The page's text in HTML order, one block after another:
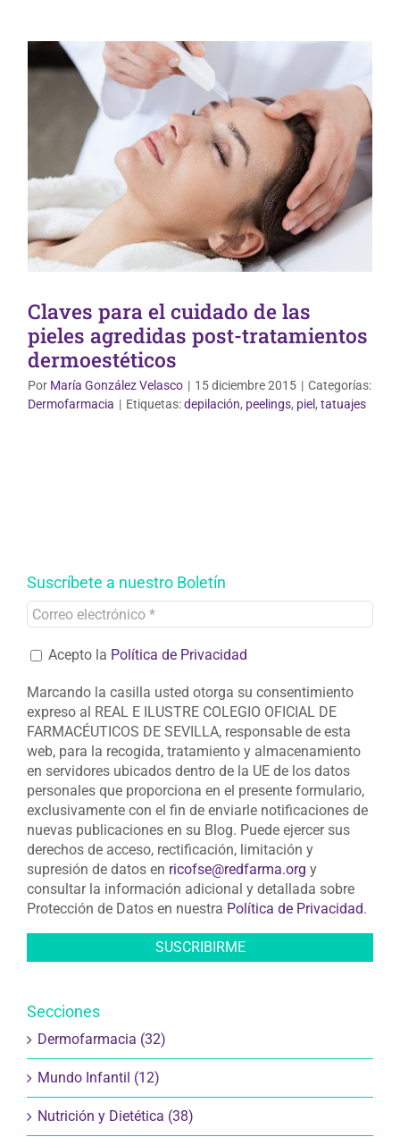
Claves para el cuidado de las
pieles agredidas post-tratamientos
dermoestéticos
Por María González Velasco | 15 diciembre 2015 | Categorías:
Dermofarmacia | Etiquetas:depilación, peelings, piel , tatuajes
Suscríbete a nuestro Boletín
Acepto la Política de Privacidad
Marcando la casilla usted otorga su consentimiento
expreso al REAL E ILUSTRE COLEGIO OFICIAL DE
FARMACÉUTICOS DE SEVILLA, responsable de esta
web, para la recogida, tratamiento y almacenamiento
en servidores ubicados dentro de la UE de los datos
personales que proporciona en el presente formulario,
exclusivamente con el fin de enviarle notificaciones de
nuevas publicaciones en su Blog. Puede ejercer sus
derechos de acceso, rectificación, limitación y
supresión de datos en ricofse@redfarma.org y
consultar la información adicional y detallada sobre
Protección de Datos en nuestra Política de Privacidad.
Secciones
Dermofarmacia (32)
Mundo Infantil (12)
Nutrición y Dietética (38)